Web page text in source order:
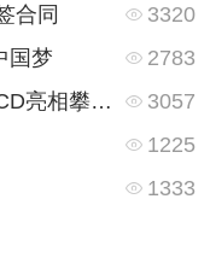
合同
3320
国梦
2783
新鸿基商业西南首秀，成都环贸ICD亮相攀成钢 观道沟通为其提供的官网同步上线
3057
1225
1333